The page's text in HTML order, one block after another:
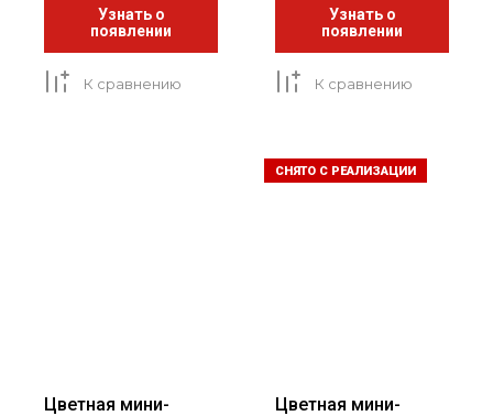
Узнать о
появлении
К сравнению
Узнать о
появлении
К сравнению
Цветная мини-
СНЯТО С РЕАЛИЗАЦИИ
Цветная мини-